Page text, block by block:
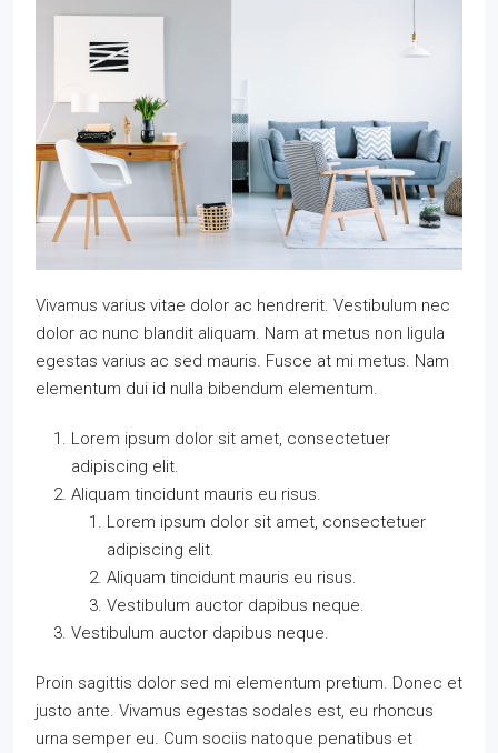
Vivamus varius vitae dolor ac hendrerit. Vestibulum nec
dolor ac nunc blandit aliquam. Nam at metus non ligula
egestas varius ac sed mauris. Fusce at mi metus. Nam
elementum dui id nulla bibendum elementum.
Lorem ipsum dolor sit amet, consectetuer
adipiscing elit.
Aliquam tincidunt mauris eu risus.
Lorem ipsum dolor sit amet, consectetuer
adipiscing elit.
Aliquam tincidunt mauris eu risus.
Vestibulum auctor dapibus neque.
Vestibulum auctor dapibus neque.
Proin sagittis dolor sed mi elementum pretium. Donec et
justo ante. Vivamus egestas sodales est, eu rhoncus
urna semper eu. Cum sociis natoque penatibus et